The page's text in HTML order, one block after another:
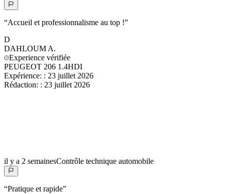
“Accueil et professionnalisme au top !”
D
DAHLOUMA.
Experience vérifiée
PEUGEOT 206 1.4HDI
Expérience: : 23 juillet 2026
Rédaction: : 23 juillet 2026
il y a 2 semainesContrôle technique automobile
“Pratique et rapide”